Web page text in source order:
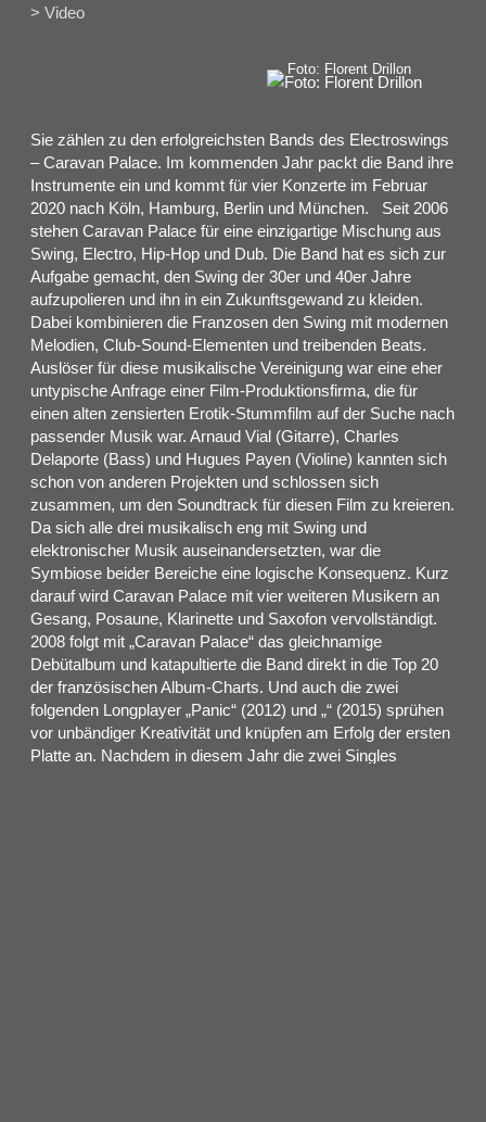
> Video
Foto: Florent Drillon
Sie zählen zu den erfolgreichsten Bands des Electroswings
– Caravan Palace. Im kommenden Jahr packt die Band ihre
Instrumente ein und kommt für vier Konzerte im Februar
2020 nach Köln, Hamburg, Berlin und München. Seit 2006
stehen Caravan Palace für eine einzigartige Mischung aus
Swing, Electro, Hip-Hop und Dub. Die Band hat es sich zur
Aufgabe gemacht, den Swing der 30er und 40er Jahre
aufzupolieren und ihn in ein Zukunftsgewand zu kleiden.
Dabei kombinieren die Franzosen den Swing mit modernen
Melodien, Club-Sound-Elementen und treibenden Beats.
Auslöser für diese musikalische Vereinigung war eine eher
untypische Anfrage einer Film-Produktionsfirma, die für
einen alten zensierten Erotik-Stummfilm auf der Suche nach
passender Musik war. Arnaud Vial (Gitarre), Charles
Delaporte (Bass) und Hugues Payen (Violine) kannten sich
schon von anderen Projekten und schlossen sich
zusammen, um den Soundtrack für diesen Film zu kreieren.
Da sich alle drei musikalisch eng mit Swing und
elektronischer Musik auseinandersetzten, war die
Symbiose beider Bereiche eine logische Konsequenz. Kurz
darauf wird Caravan Palace mit vier weiteren Musikern an
Gesang, Posaune, Klarinette und Saxofon vervollständigt.
2008 folgt mit „Caravan Palace“ das gleichnamige
Debütalbum und katapultierte die Band direkt in die Top 20
der französischen Album-Charts. Und auch die zwei
folgenden Longplayer „Panic“ (2012) und „“ (2015) sprühen
vor unbändiger Kreativität und knüpfen am Erfolg der ersten
Platte an. Nachdem in diesem Jahr die zwei Singles